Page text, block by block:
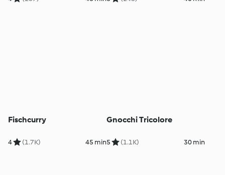
Fischcurry
4 (1.7K) 45 min
Gnocchi Tricolore
5 (1.1K) 30 min